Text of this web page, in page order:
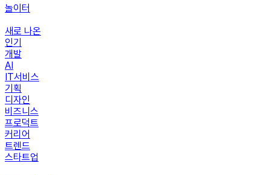
놀이터
새로 나온
인기
개발
AI
IT서비스
기획
디자인
비즈니스
프로덕트
커리어
트렌드
스타트업